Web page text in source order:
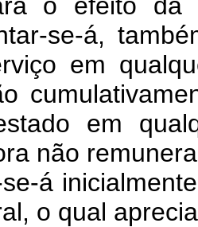
se-á,
em
em
não
á
o qual